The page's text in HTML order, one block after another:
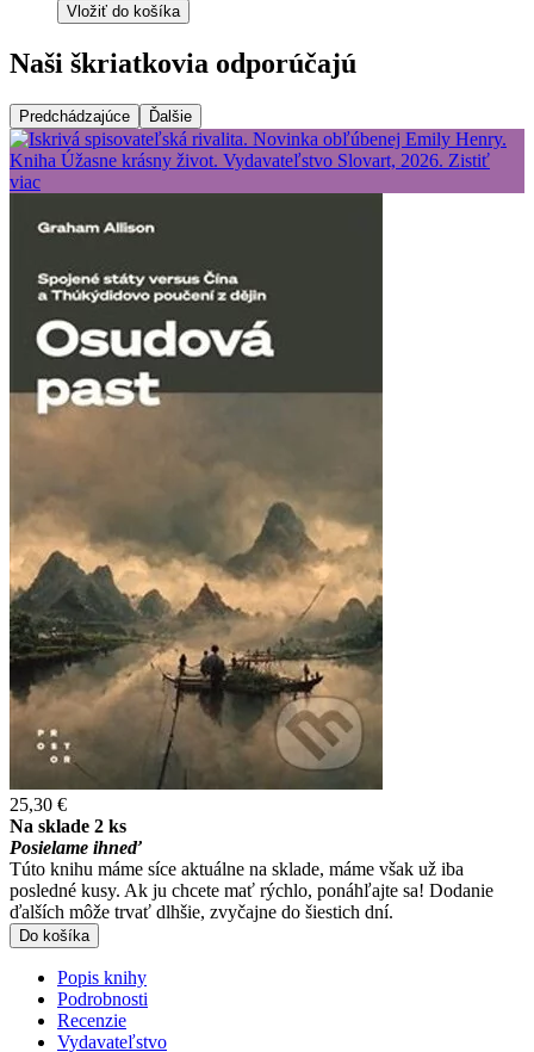
Vložiť do košíka
Naši škriatkovia odporúčajú
Predchádzajúce Ďalšie
25,30 €
Na sklade 2 ks
Posielame ihneď
Túto knihu máme síce aktuálne na sklade, máme však už iba
posledné kusy. Ak ju chcete mať rýchlo, ponáhľajte sa! Dodanie
ďalších môže trvať dlhšie, zvyčajne do šiestich dní.
Do košíka
Popis knihy
Podrobnosti
Recenzie
Vydavateľstvo